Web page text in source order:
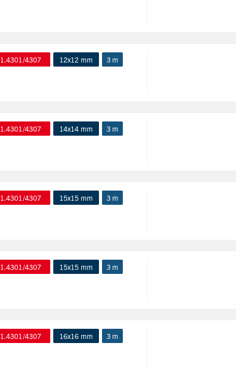
1.4301/4307 12x12 mm 3 m
1.4301/4307 14x14 mm 3 m
1.4301/4307 15x15 mm 3 m
1.4301/4307 15x15 mm 3 m
1.4301/4307 16x16 mm 3 m